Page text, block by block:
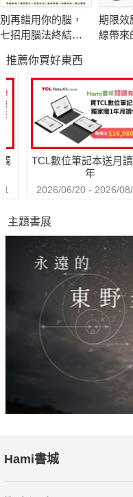
魯比尼最新預言︰10大
所未有的停滯通膨型債務
警覺，甚至期待疫情過後
是大誤判！
新警訊清晰可見，大難
1. 史上最大債務危機將
2. 民間與公共債務違約
假帳。
3. 「生不如死」，人口
潮、大裁員三重壓力夾擊。
4. 政府政策失誤，加上
寬鬆陷阱與泡沫榮枯循環。
5. 大停滯性通膨來了，
6. 貨幣崩潰性貶值，加
7. 「全球化已死」，內
8. 人工智慧衝擊，AI接
弱，對台灣都將更具攻擊性
別再錯用你的腦，
七招用腦法終結分
佐證，日本醫界權
威教你優化大腦功
能，工作能力加倍
【暢銷紀念版】
期限效
線帶來
推薦你買好東西
TCL數位筆記本送月
年
2026/06/20 - 2026/08/
主題書展
Hami書城